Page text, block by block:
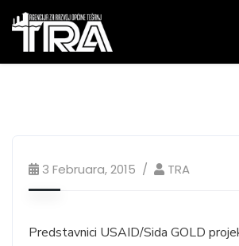
3 Februara, 2015 TRA
Predstavnici USAID/Sida GOLD